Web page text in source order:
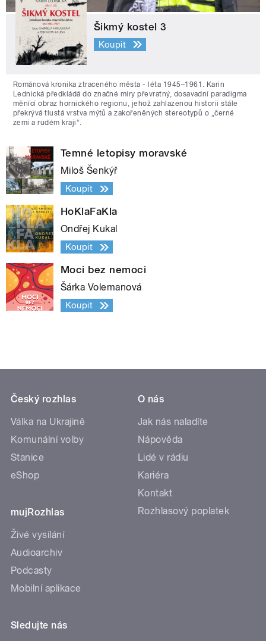
Šikmý kostel 3
Koupit
Románová kronika ztraceného města - léta 1945–1961. Karin
Lednická předkládá do značné míry převratný, dosavadní paradigma
měnící obraz hornického regionu, jehož zahlazenou historii stále
překrývá tlustá vrstva mýtů a zakořeněných stereotypů o „černé
zemi a rudém kraji“.
Temné letopisy moravské
Miloš Šenkýř
Koupit
HoKlaFaKla
Ondřej Kukal
Koupit
Moci bez nemoci
Šárka Volemanová
Koupit
Český rozhlas
Válka na Ukrajině
Komunální volby
Stanice
eShop
mujRozhlas
Živé vysílání
Audioarchiv
Podcasty
Mobilní aplikace
O nás
Jak nás naladíte
Nápověda
Lidé v rádiu
Kariéra
Kontakt
Rozhlasový poplatek
Sledujte nás